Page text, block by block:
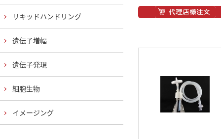
リキッドハンドリング
遺伝子増幅
遺伝子発現
細胞生物
イメージング